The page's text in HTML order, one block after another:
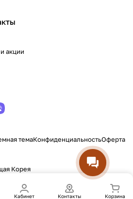
Кабинет Контакты Корзина
акции
темаКонфиденциальностьОферта
Корея